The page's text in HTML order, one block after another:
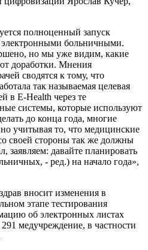
полноценный запуск
электронными больничными.
но мы уже видим, какие
доработки. Мнения
сводятся к тому, что
так называемая целевая
в E-Health через те
системы, которые используют
до конца года, многие
учитывая то, что медицинские
своей стороны так же должны
заявляем: давайте планировать
- ред.) на начало года»,
вносит изменения в
этапе тестирования
об электронных листах
медучреждение, в частности